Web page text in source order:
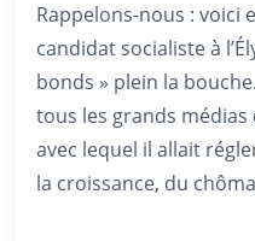
Rappelons-nous : voici
candidat socialiste à
bonds » plein la
tous les grands médias
avec lequel il allait
la croissance, du